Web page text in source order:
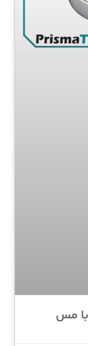
مس